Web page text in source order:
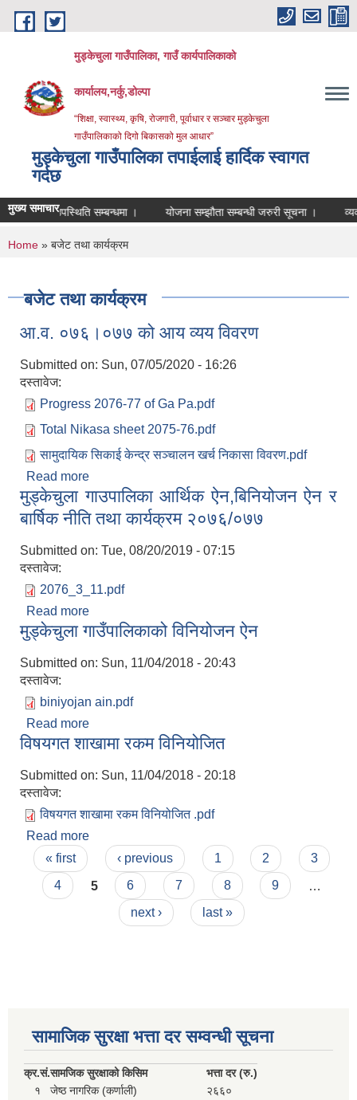
Skip to main content
मुड्केचुला गाउँपालिका, गाउँ कार्यपालिकाको
कार्यालय,नर्कु,डोल्पा
“शिक्षा, स्वास्थ्य, कृषि, रोजगारी, पूर्वाधार र सञ्चार मुड्केचुला
गाउँपालिकाको दिगो बिकासको मुल आधार”
मुड्केचुला गाउँपालिका तपाईलाई हार्दिक स्वागत
गर्दछ
मुख्य समाचार
उपस्थिति सम्बन्धमा । योजना सम्झौता सम्बन्धी जरुरी सूचना । व्यवशाय
You are here
Home » बजेट तथा कार्यक्रम
बजेट तथा कार्यक्रम
आ.व. ०७६।०७७ को आय व्यय विवरण
Submitted on: Sun, 07/05/2020 - 16:26
दस्तावेज:
Progress 2076-77 of Ga Pa.pdf
Total Nikasa sheet 2075-76.pdf
सामुदायिक सिकाई केन्द्र सञ्चालन खर्च निकासा विवरण.pdf
Read more
मुड्केचुला गाउपालिका आर्थिक ऐन,बिनियोजन ऐन र
बार्षिक नीति तथा कार्यक्रम २०७६/०७७
Submitted on: Tue, 08/20/2019 - 07:15
दस्तावेज:
2076_3_11.pdf
Read more
बार्षिक नीति तथा कार्यक्रम २०७६/०७७
मुड्केचुला गाउँपालिकाको विनियोजन ऐन
Submitted on: Sun, 11/04/2018 - 20:43
दस्तावेज:
biniyojan ain.pdf
Read more
विषयगत शाखामा रकम विनियोजित
Submitted on: Sun, 11/04/2018 - 20:18
दस्तावेज:
विषयगत शाखामा रकम विनियोजित .pdf
Read more
Pages
« first ‹ previous 1 2
3
4
5 6 7 8 9
next ›
last »
सामाजिक सुरक्षा भत्ता दर सम्वन्धी सूचना
क्र.सं.सामजिक सुरक्षाको किसिम
भत्ता दर (रु.)
१
जेष्ठ नागरिक (कर्णाली)
२६६०